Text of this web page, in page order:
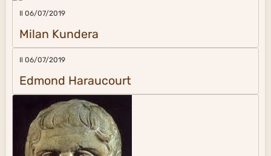
Il 06/07/2019
Milan Kundera
Il 06/07/2019
Edmond Haraucourt